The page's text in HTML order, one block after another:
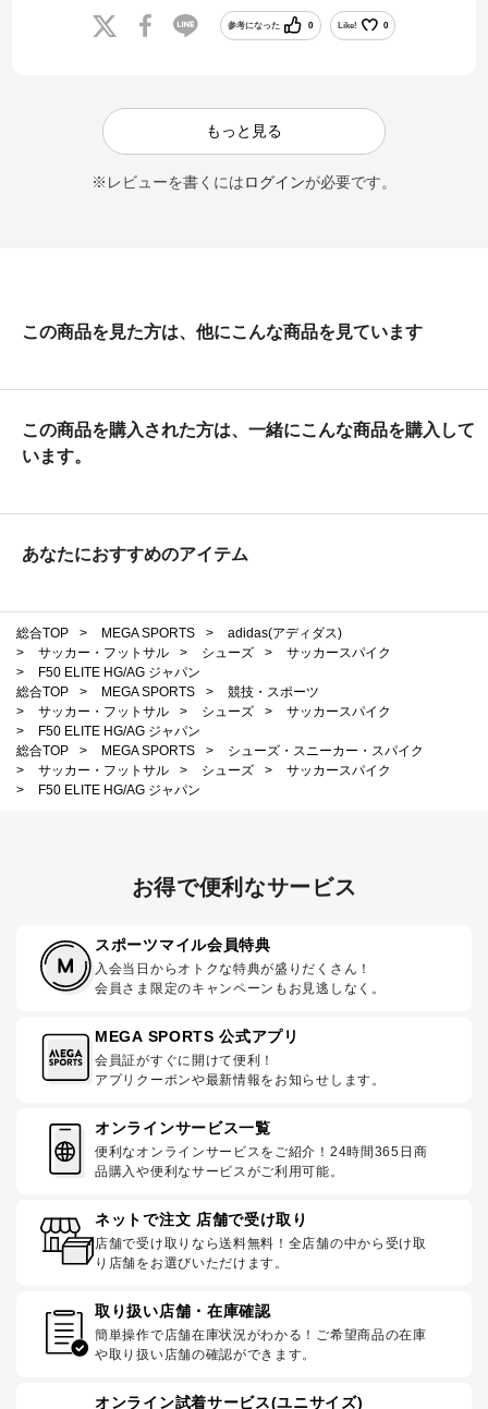
参考になった 0 Like! 0
もっと見る
※レビューを書くにはログインが必要です。
この商品を見た方は、他にこんな商品を見ています
この商品を購入された方は、一緒にこんな商品を購入して
います。
あなたにおすすめのアイテム
総合TOP > MEGA SPORTS >
adidas(アディダス)
>
サッカー・フットサル > シューズ >
サッカースパイク
>
F50 ELITE HG/AG ジャパン
総合TOP
> MEGA SPORTS >
競技・スポーツ
>
サッカー・フットサル > シューズ >
サッカースパイク
>
F50 ELITE HG/AG ジャパン
総合TOP
> MEGA SPORTS >
シューズ・スニーカー・スパイク
>
サッカー・フットサル > シューズ >
サッカースパイク
>
F50 ELITE HG/AG ジャパン
お得で便利なサービス
スポーツマイル会員特典
入会当日からオトクな特典が盛りだくさん！
会員さま限定のキャンペーンもお見逃しなく。
MEGA SPORTS 公式アプリ
会員証がすぐに開けて便利！
アプリクーポンや最新情報をお知らせします。
オンラインサービス一覧
便利なオンラインサービスをご紹介！24時間365日商
品購入や便利なサービスがご利用可能。
ネットで注文 店舗で受け取り
店舗で受け取りなら送料無料！全店舗の中から受け取
り店舗をお選びいただけます。
取り扱い店舗・在庫確認
簡単操作で店舗在庫状況がわかる！ご希望商品の在庫
や取り扱い店舗の確認ができます。
オンライン試着サービス(ユニサイズ)